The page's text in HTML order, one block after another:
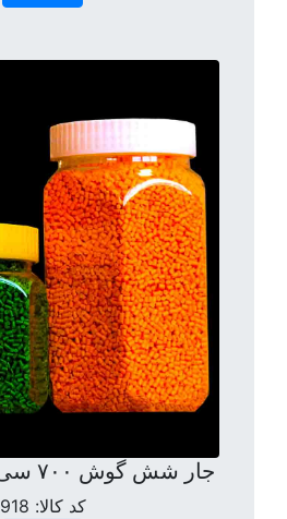
جار شش گوش ۷۰۰ سی سی دهانه ۷۰
کد کالا: 918